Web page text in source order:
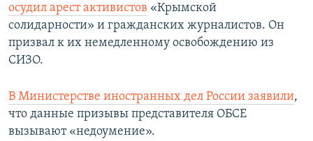
осудил арест активистов «Крымской
солидарности» и гражданских журналистов. Он
призвал к их немедленному освобождению из
СИЗО.
В Министерстве иностранных дел России заявили,
что данные призывы представителя ОБСЕ
вызывают «недоумение».